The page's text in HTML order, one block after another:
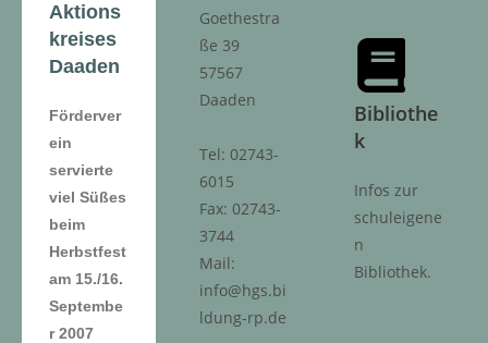
Goethestra
ße 39
57567
Daaden
Tel: 02743-
6015
Fax: 02743-
3744
Mail:
info@hgs.bi
ldung-rp.de
Aktions
kreises
Daaden
Förderver
ein
servierte
viel Süßes
beim
Herbstfest
am 15./16.
Septembe
r 2007
Bibliothe
k
Infos zur
schuleigene
n
Bibliothek.